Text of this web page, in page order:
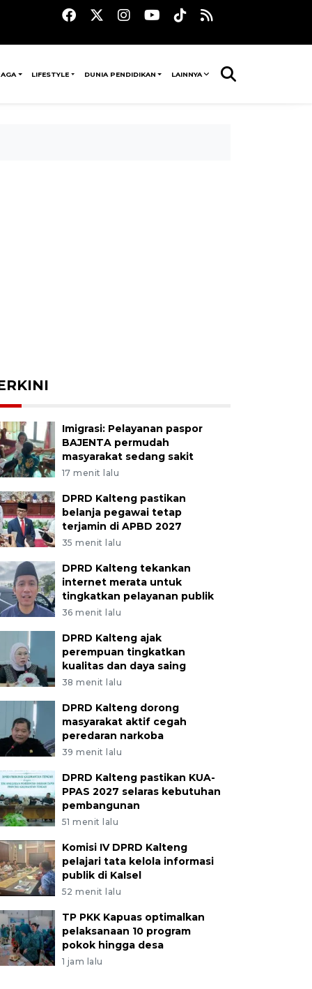
LIFESTYLE DUNIA PENDIDIKAN LAINNYA
Imigrasi: Pelayanan paspor
BAJENTA permudah
masyarakat sedang sakit
17 menit lalu
DPRD Kalteng pastikan
belanja pegawai tetap
terjamin di APBD 2027
35 menit lalu
DPRD Kalteng tekankan
internet merata untuk
tingkatkan pelayanan publik
36 menit lalu
DPRD Kalteng ajak
perempuan tingkatkan
kualitas dan daya saing
38 menit lalu
DPRD Kalteng dorong
masyarakat aktif cegah
peredaran narkoba
39 menit lalu
DPRD Kalteng pastikan KUA-
PPAS 2027 selaras kebutuhan
pembangunan
51 menit lalu
Komisi IV DPRD Kalteng
pelajari tata kelola informasi
publik di Kalsel
52 menit lalu
TP PKK Kapuas optimalkan
pelaksanaan 10 program
pokok hingga desa
1 jam lalu